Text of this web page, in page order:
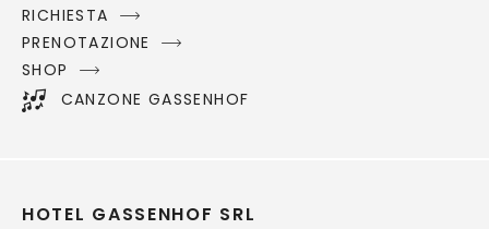
RICHIESTA
PRENOTAZIONE
SHOP
CANZONE GASSENHOF
HOTEL GASSENHOF SRL